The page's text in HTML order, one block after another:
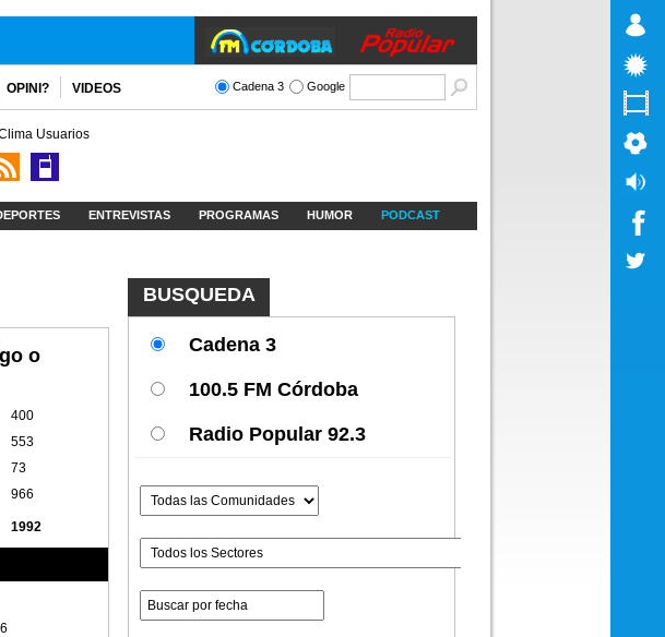
OPINI? VIDEOS Cadena 3 Google
Usuarios
ENTREVISTAS PROGRAMAS HUMOR PODCAST
o
400
553
73
966
1992
BUSQUEDA
Cadena 3
100.5 FM Córdoba
Radio Popular 92.3